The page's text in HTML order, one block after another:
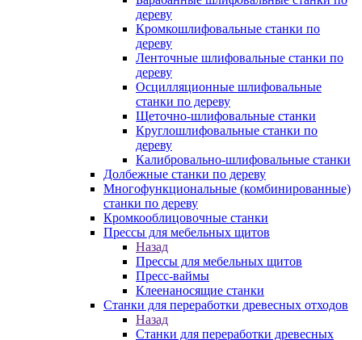
дереву
Кромкошлифовальные станки по
дереву
Ленточные шлифовальные станки по
дереву
Осцилляционные шлифовальные
станки по дереву
Щеточно-шлифовальные станки
Круглошлифовальные станки по
дереву
Калибровально-шлифовальные станки
Долбежные станки по дереву
Многофункциональные (комбинированные)
станки по дереву
Кромкооблицовочные станки
Прессы для мебельных щитов
Назад
Прессы для мебельных щитов
Пресс-ваймы
Клеенаносящие станки
Станки для переработки древесных отходов
Назад
Станки для переработки древесных